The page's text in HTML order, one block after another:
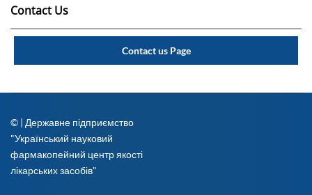
Contact Us
Contact us Page
© | Державне підприємство
"Український науковий
фармакопейний центр якості
лікарських засобів"